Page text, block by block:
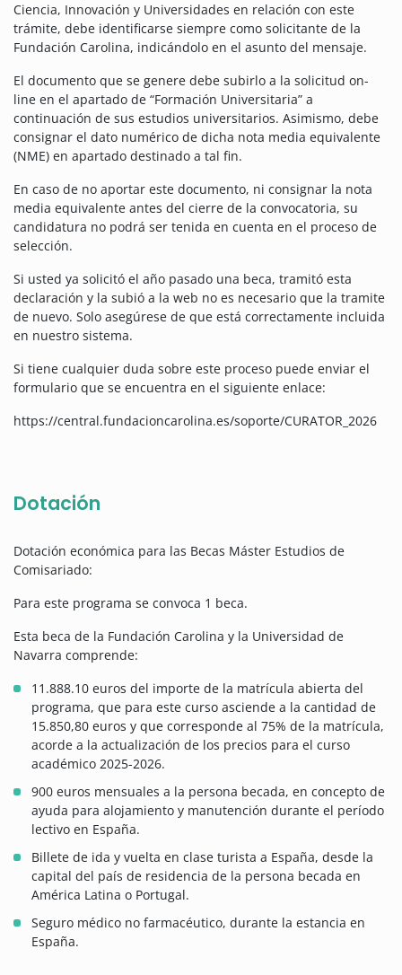
Ciencia, Innovación y Universidades en relación con este
trámite, debe identificarse siempre como solicitante de la
Fundación Carolina, indicándolo en el asunto del mensaje.
El documento que se genere debe subirlo a la solicitud on-
line en el apartado de “Formación Universitaria” a
continuación de sus estudios universitarios. Asimismo, debe
consignar el dato numérico de dicha nota media equivalente
(NME) en apartado destinado a tal fin.
En caso de no aportar este documento, ni consignar la nota
media equivalente antes del cierre de la convocatoria, su
candidatura no podrá ser tenida en cuenta en el proceso de
selección.
Si usted ya solicitó el año pasado una beca, tramitó esta
declaración y la subió a la web no es necesario que la tramite
de nuevo. Solo asegúrese de que está correctamente incluida
en nuestro sistema.
Si tiene cualquier duda sobre este proceso puede enviar el
formulario que se encuentra en el siguiente enlace:
https://central.fundacioncarolina.es/soporte/CURATOR_2026
Dotación
Dotación económica para las Becas Máster Estudios de
Comisariado:
Para este programa se convoca 1 beca.
Esta beca de la Fundación Carolina y la Universidad de
Navarra comprende:
11.888.10 euros del importe de la matrícula abierta del
programa, que para este curso asciende a la cantidad de
15.850,80 euros y que corresponde al 75% de la matrícula,
acorde a la actualización de los precios para el curso
académico 2025-2026.
900 euros mensuales a la persona becada, en concepto de
ayuda para alojamiento y manutención durante el período
lectivo en España.
Billete de ida y vuelta en clase turista a España, desde la
capital del país de residencia de la persona becada en
América Latina o Portugal.
Seguro médico no farmacéutico, durante la estancia en
España.